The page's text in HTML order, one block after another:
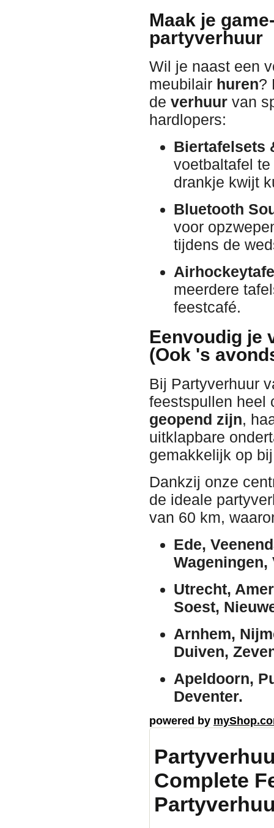
Maak je
partyverhuur
Wil je naast een
meubilair huren?
de verhuur van
hardlopers:
Biertafelsets
voetbaltafel
drankje kwijt
Bluetooth
voor
tijdens de
meerdere
feestcafé.
Eenvoudig je
(Ook 's
Bij Partyverhuur
feestspullen heel
geopend zijn,
uitklapbare
gemakkelijk op
Dankzij onze
de ideale
van 60 km,
Ede,
Wageningen,
Utrecht,
Soest,
Arnhem,
Duiven,
Apeldoorn,
Deventer.
powered by
Complete